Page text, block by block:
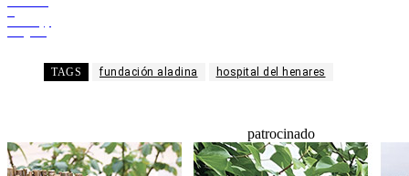
TAGS fundación aladina hospital del henares
patrocinado